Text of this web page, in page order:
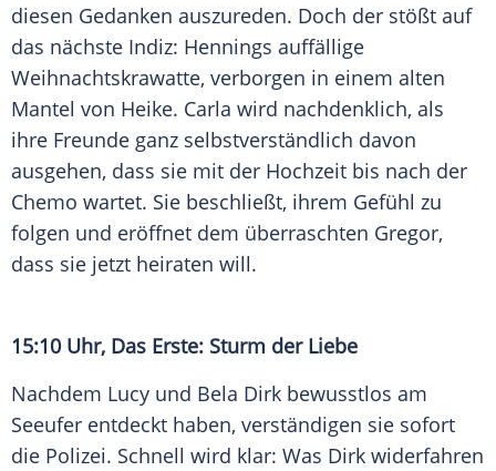
diesen Gedanken auszureden. Doch der stößt auf
das nächste Indiz: Hennings auffällige
Weihnachtskrawatte, verborgen in einem alten
Mantel von Heike. Carla wird nachdenklich, als
ihre Freunde ganz selbstverständlich davon
ausgehen, dass sie mit der Hochzeit bis nach der
Chemo wartet. Sie beschließt, ihrem Gefühl zu
folgen und eröffnet dem überraschten Gregor,
dass sie jetzt heiraten will.
15:10 Uhr, Das Erste: Sturm der Liebe
Nachdem Lucy und Bela Dirk bewusstlos am
Seeufer entdeckt haben, verständigen sie sofort
die Polizei. Schnell wird klar: Was Dirk widerfahren